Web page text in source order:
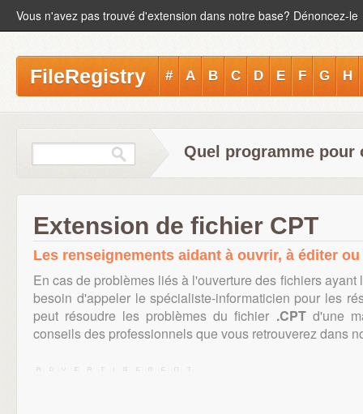
Vous n'avez pas trouvé d'extension dans notre base? Dénoncez-le
FileRegistry # A B C D E F G H
Quel programme
Extension de fichier CPT
Les renseignements aidant à ouvrir, à éditer
En cas de problèmes liés à l'ouverture des fichiers
besoin d'appeler le spécialiste-informaticien pour les
peut résoudre les problèmes du fichier .CPTd'une
conseils des professionnels que vous retrouverez dans